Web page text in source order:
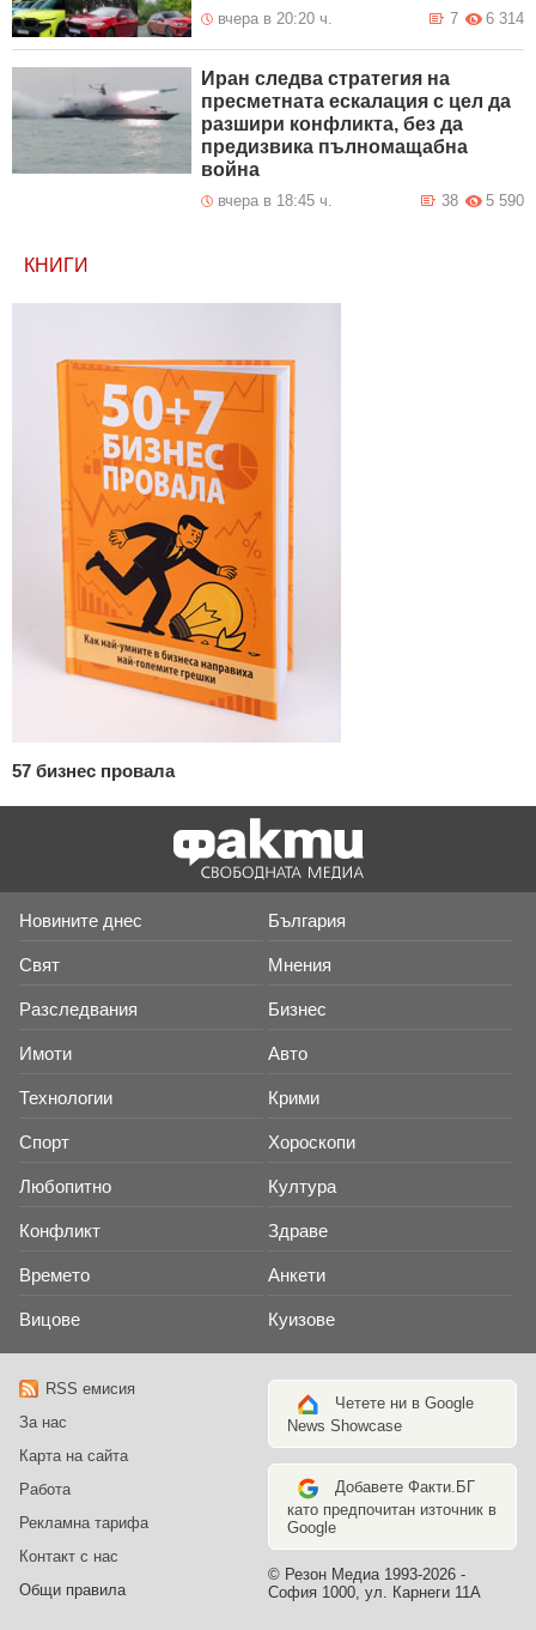
вчера в 20:20 ч. 6 314
7
Иран следва стратегия на
пресметната ескалация с цел да
разшири конфликта, без да
предизвика пълномащабна
война
вчера в 18:45 ч. 5 590
38
КНИГИ
57 бизнес провала
Новините днес България
Свят Мнения
Разследвания Бизнес
Имоти Авто
Технологии Крими
Спорт Хороскопи
Любопитно Култура
Конфликт Здраве
Времето Анкети
Вицове Куизове
RSS емисия
За нас
Карта на сайта
Работа
Рекламна тарифа
Контакт с нас
Общи правила
Четете ни в Google
News Showcase
Добавете Факти.БГ
като предпочитан източник в
Google
© Резон Медиа 1993-2026 -
София 1000, ул. Карнеги 11А